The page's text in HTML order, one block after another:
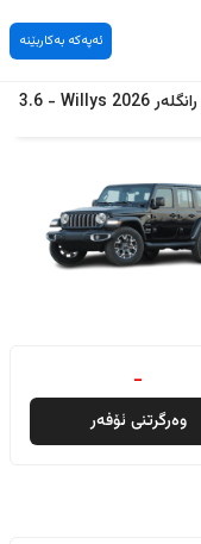
ئەپەکە بەکاربێنە
رانگلەر2026
Willys
-
3.6
-
وەرگرتنی ئۆفەر